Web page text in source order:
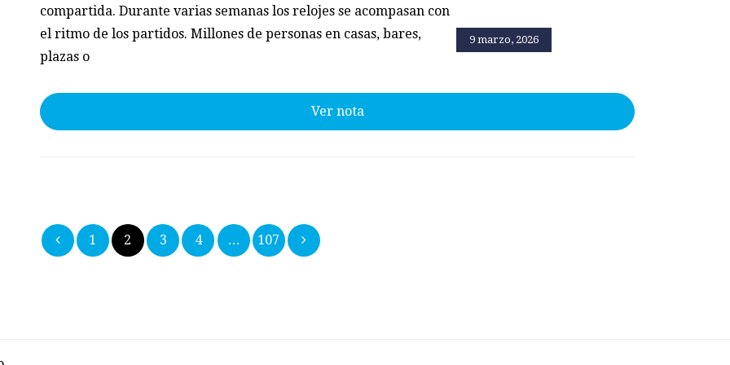
9 marzo, 2026
compartida. Durante varias semanas los relojes se acompasan con
el ritmo de los partidos. Millones de personas en casas, bares,
plazas o
Ver nota
Paginación
de
1 2 3 4 … 107